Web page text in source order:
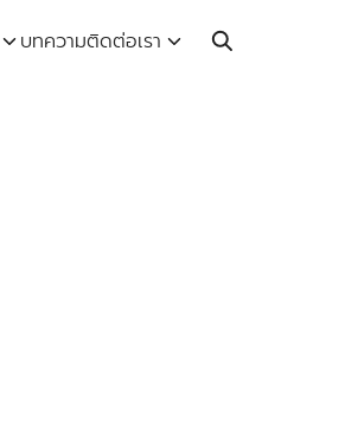
บทความติดต่อเรา